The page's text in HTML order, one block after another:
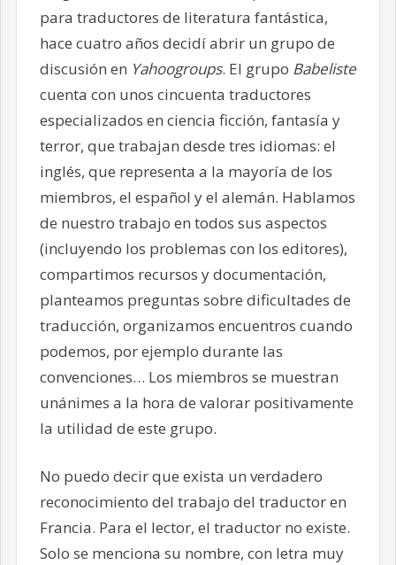
para traductores de literatura fantástica,
hace cuatro años decidí abrir un grupo de
discusión en Yahoogroups. El grupo Babeliste
cuenta con unos cincuenta traductores
especializados en ciencia ficción, fantasía y
terror, que trabajan desde tres idiomas: el
inglés, que representa a la mayoría de los
miembros, el español y el alemán. Hablamos
de nuestro trabajo en todos sus aspectos
(incluyendo los problemas con los editores),
compartimos recursos y documentación,
planteamos preguntas sobre dificultades de
traducción, organizamos encuentros cuando
podemos, por ejemplo durante las
convenciones… Los miembros se muestran
unánimes a la hora de valorar positivamente
la utilidad de este grupo.
No puedo decir que exista un verdadero
reconocimiento del trabajo del traductor en
Francia. Para el lector, el traductor no existe.
Solo se menciona su nombre, con letra muy